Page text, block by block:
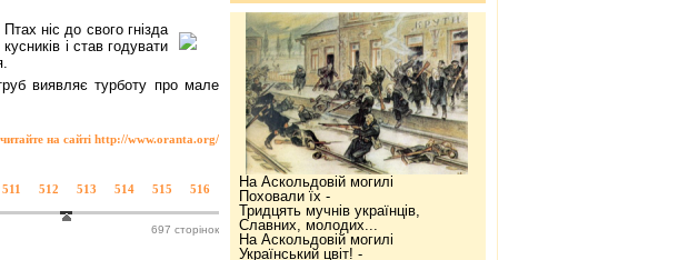
ніс до свого гнізда
і став годувати
виявляє турботу про мале
на сайті http://www.oranta.org/
511 512 513 514 515 516
697 сторінок
На Аскольдовій могилі
Поховали їх -
Тридцять мучнів українців,
Славних, молодих...
На Аскольдовій могилі
Український цвіт! -